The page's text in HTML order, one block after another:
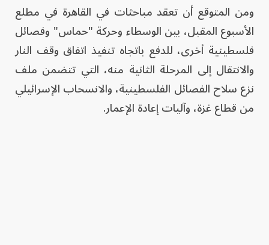
ومن المتوقع أن تعقد مباحثات في القاهرة في مطلع
الأسبوع المقبل، بين الوسطاء وحركة "حماس" وفصائل
فلسطينية أخرى، للدفع باتجاه تنفيذ اتفاق وقف النار
والانتقال إلى المرحلة الثانية منه، التي تتضمن ملف
نزع سلاح الفصائل الفلسطينية، والانسحاب الإسرائيلي
من قطاع غزة، وآليات إعادة الإعمار.